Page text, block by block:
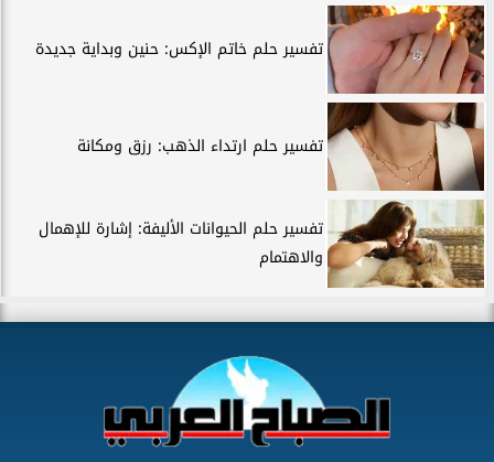
تفسير حلم خاتم الإكس: حنين وبداية جديدة
تفسير حلم ارتداء الذهب: رزق ومكانة
تفسير حلم الحيوانات الأليفة: إشارة للإهمال
والاهتمام